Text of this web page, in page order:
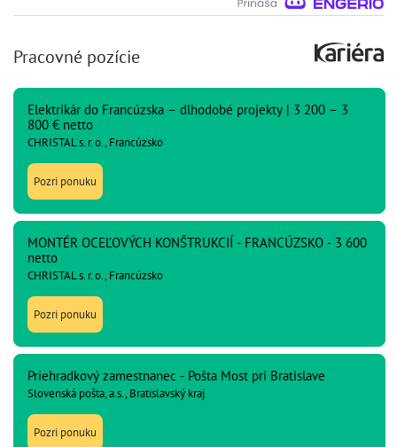
Pracovné pozície
Elektrikár do Francúzska – dlhodobé projekty | 3 200 – 3
800 € netto
CHRISTAL s. r. o., Francúzsko
Pozri ponuku
MONTÉR OCEĽOVÝCH KONŠTRUKCIÍ - FRANCÚZSKO - 3 600
netto
CHRISTAL s. r. o., Francúzsko
Pozri ponuku
Priehradkový zamestnanec - Pošta Most pri Bratislave
Slovenská pošta, a.s., Bratislavský kraj
Pozri ponuku